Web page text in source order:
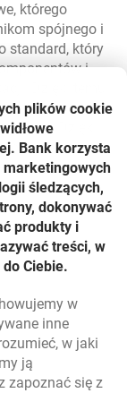
którego
spójnego i
standard, który
i
Dzięki
np. cieszyć się
do
to na wygodę
plików cookie
Bank korzysta
marketingowych
śledzących,
dokonywać
produkty i
treści, w
Ciebie.
w
inne
w jaki
ją
zapoznać się z